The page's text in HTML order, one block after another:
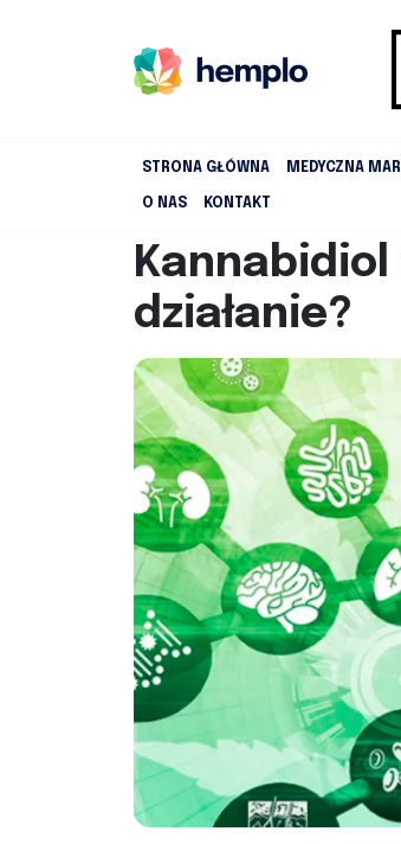
STRONA GŁÓWNA MEDYCZNA
O NAS KONTAKT
Kannabidiol
działanie?